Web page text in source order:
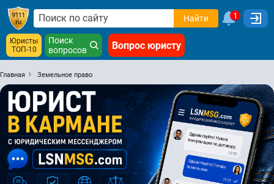
Найти 1
Юристы
ТОП-10
Поиск
вопросов
Вопрос юристу
Главная Земельное право